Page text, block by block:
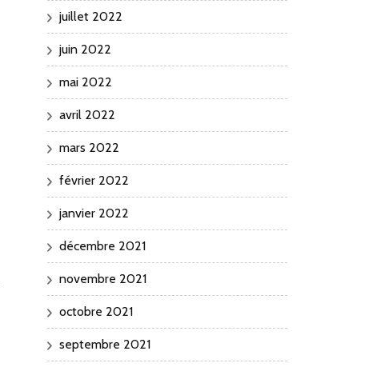
juillet 2022
juin 2022
mai 2022
avril 2022
mars 2022
février 2022
janvier 2022
décembre 2021
novembre 2021
octobre 2021
septembre 2021